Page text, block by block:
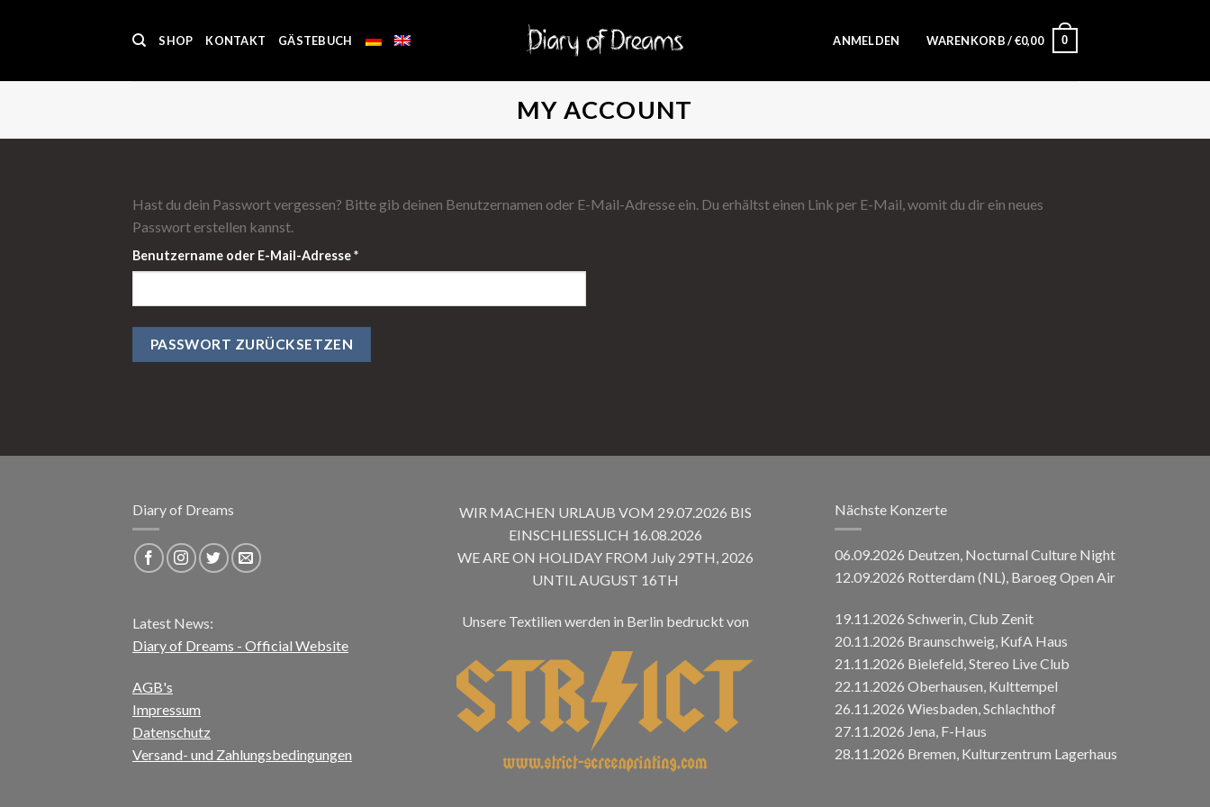
SHOP KONTAKT GÄSTEBUCH ANMELDEN WARENKORB /€0,00 0
MY ACCOUNT
Hast du dein Passwort vergessen? Bitte gib deinen Benutzernamen oder E-Mail-Adresse ein. Du erhältst einen Link per E-Mail, womit du dir ein neues
Passwort erstellen kannst.
Benutzername oder E-Mail-Adresse*Erforderlich
PASSWORT ZURÜCKSETZEN
Diary of Dreams
Latest News:
Diary of Dreams - Official Website
AGB's
Impressum
Datenschutz
Versand- und Zahlungsbedingungen
WIR MACHEN URLAUB VOM 29.07.2026 BIS
EINSCHLIESSLICH 16.08.2026
WE ARE ON HOLIDAY FROM July 29TH, 2026
UNTIL AUGUST 16TH
Unsere Textilien werden in Berlin bedruckt von
Nächste Konzerte
06.09.2026 Deutzen, Nocturnal Culture Night
12.09.2026 Rotterdam (NL), Baroeg Open Air
19.11.2026 Schwerin, Club Zenit
20.11.2026 Braunschweig, KufA Haus
21.11.2026 Bielefeld, Stereo Live Club
22.11.2026 Oberhausen, Kulttempel
26.11.2026 Wiesbaden, Schlachthof
27.11.2026 Jena, F-Haus
28.11.2026 Bremen, Kulturzentrum Lagerhaus